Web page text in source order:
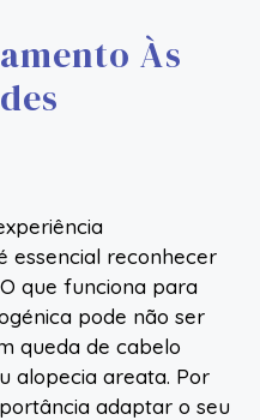
Às
essencial reconhecer
que funciona para
pode não ser
queda de cabelo
alopecia areata. Por
adaptar o seu